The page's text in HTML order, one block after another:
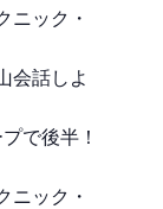
ニック・
会話しよ
で後半！
ニック・